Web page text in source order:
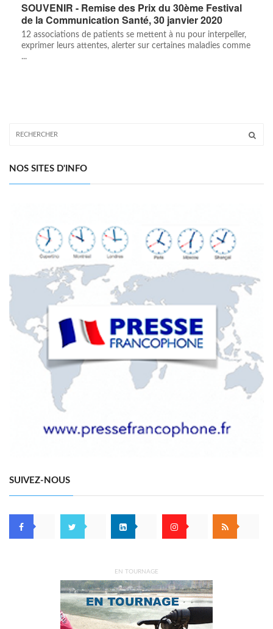
SOUVENIR - Remise des Prix du 30ème Festival
de la Communication Santé, 30 janvier 2020
12 associations de patients se mettent à nu pour interpeller,
exprimer leurs attentes, alerter sur certaines maladies comme
...
NOS SITES D'INFO
SUIVEZ-NOUS
EN TOURNAGE